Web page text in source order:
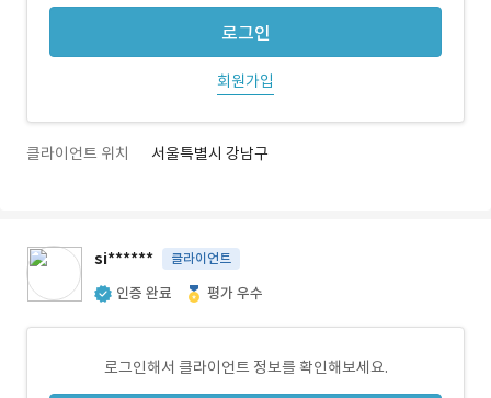
로그인
회원가입
클라이언트 위치 서울특별시 강남구
si****** 클라이언트
인증 완료 평가 우수
로그인해서 클라이언트 정보를 확인해보세요.